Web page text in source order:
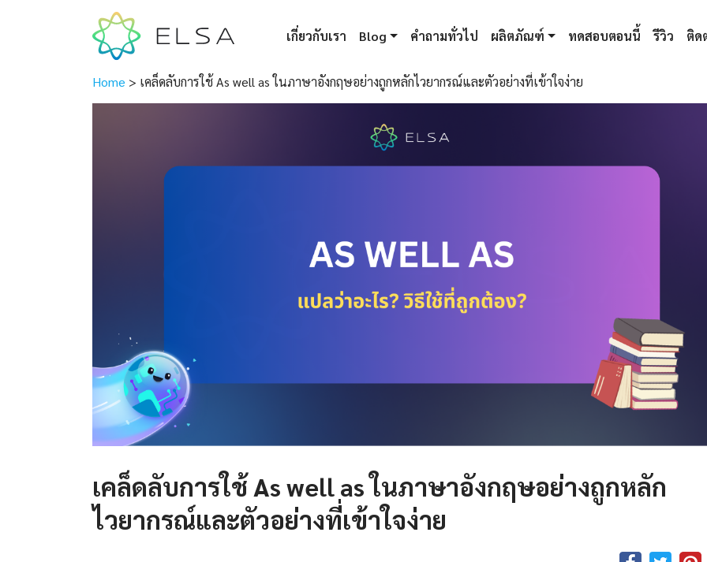
เกี่ยวกับเรา Blog คำถามทั่วไป ผลิตภัณฑ์ ทดสอบตอนนี้ รีวิว ติด
Home > เคล็ดลับการใช้ As well as ในภาษาอังกฤษอย่างถูกหลักไวยากรณ์และตัวอย่างที่เข้าใจง่าย
เคล็ดลับการใช้As well asในภาษาอังกฤษอย่างถูกหลัก
ไวยากรณ์และตัวอย่างที่เข้าใจง่าย